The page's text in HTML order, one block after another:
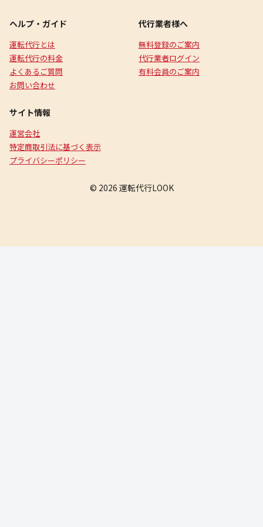
ヘルプ・ガイド
運転代行とは
運転代行の料金
よくあるご質問
お問い合わせ
代行業者様へ
無料登録のご案内
代行業者ログイン
有料会員のご案内
サイト情報
運営会社
特定商取引法に基づく表示
プライバシーポリシー
© 2026 運転代行LOOK